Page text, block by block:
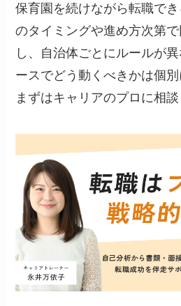
保育園を続けながら転職で
のタイミングや進め方次第
し、自治体ごとにルールが
ースでどう動くべきかは個別
まずはキャリアのプロに相談